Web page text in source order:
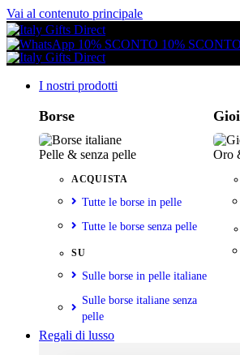
Vai al contenuto principale
10% SCONTO 10% SCONTO
I nostri prodotti
Borse
Pelle & senza pelle
ACQUISTA
Tutte le borse in pelle
Tutte le borse senza pelle
SU
Sulle borse in pelle italiane
Sulle borse italiane senza
pelle
Oro
Regali di lusso